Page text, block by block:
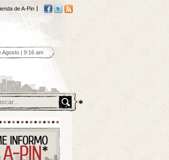
de A-Pin
Agosto | 9:16 am